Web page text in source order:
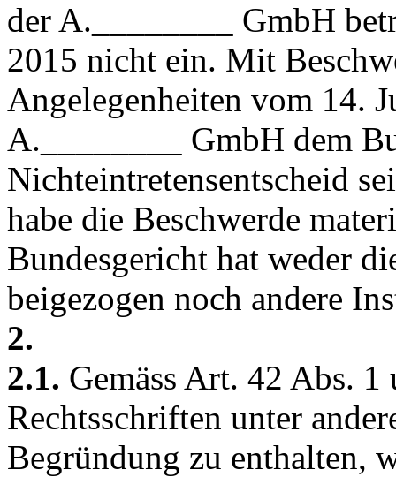
der A.________ GmbH
2015 nicht ein. Mit
Angelegenheiten vom 14.
A.________ GmbH dem
Nichteintretensentscheid
habe die Beschwerde
Bundesgericht hat weder
beigezogen noch andere
2.
2.1. Gemäss Art. 42 Abs. 1
Rechtsschriften unter
Begründung zu enthalten,